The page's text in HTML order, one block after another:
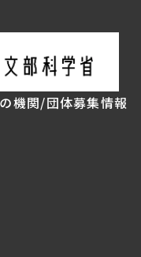
機関/団体募集情報